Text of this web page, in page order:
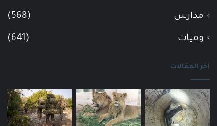
مدارس (568)
وفيات (641)
اخر المقالات